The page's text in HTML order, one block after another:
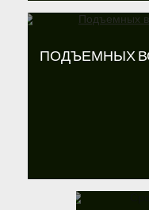
ПОДЪЕМНЫХ